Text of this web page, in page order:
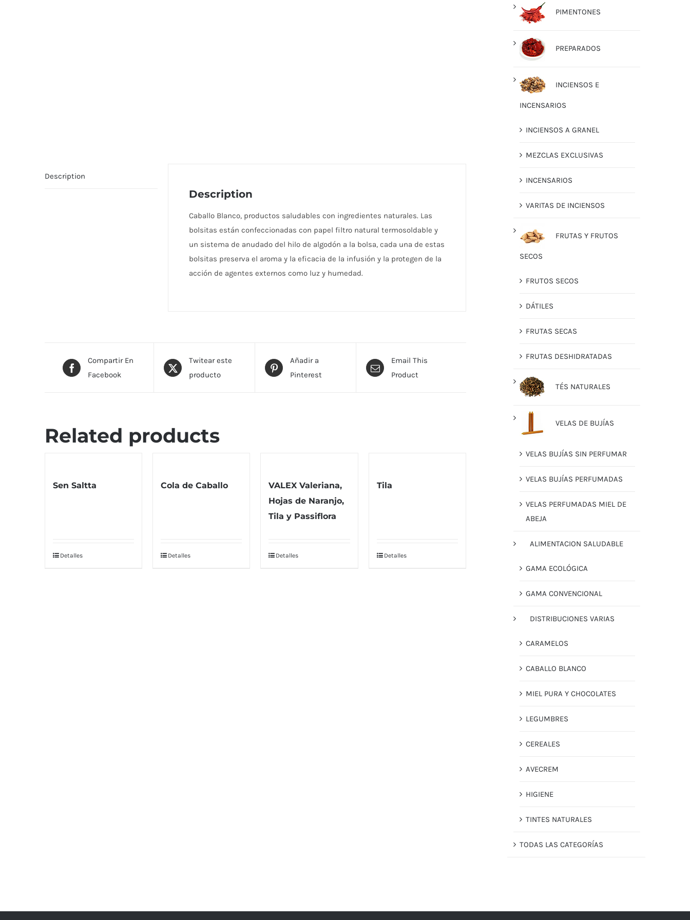
Description
Description
Caballo Blanco, productos saludables con ingredientes naturales. Las
bolsitas están confeccionadas con papel filtro natural termosoldable y
un sistema de anudado del hilo de algodón a la bolsa, cada una de estas
bolsitas preserva el aroma y la eficacia de la infusión y la protegen de la
acción de agentes externos como luz y humedad.
Compartir En
Facebook
Twitear este
producto
Añadir a
Pinterest
Email This
Product
Related products
Sen Saltta
Detalles
Cola de Caballo
Detalles
VALEX Valeriana,
Hojas de Naranjo,
Tila y Passiflora
Detalles
Tila
Detalles
PIMENTONES
PREPARADOS
INCIENSOS E
INCENSARIOS
INCIENSOS A GRANEL
MEZCLAS EXCLUSIVAS
INCENSARIOS
VARITAS DE INCIENSOS
FRUTAS Y FRUTOS
SECOS
FRUTOS SECOS
DÁTILES
FRUTAS SECAS
FRUTAS DESHIDRATADAS
TÉS NATURALES
VELAS DE BUJÍAS
VELAS BUJÍAS SIN PERFUMAR
VELAS BUJÍAS PERFUMADAS
VELAS PERFUMADAS MIEL DE
ABEJA
ALIMENTACION SALUDABLE
GAMA ECOLÓGICA
GAMA CONVENCIONAL
DISTRIBUCIONES VARIAS
CARAMELOS
CABALLO BLANCO
MIEL PURA Y CHOCOLATES
LEGUMBRES
CEREALES
AVECREM
HIGIENE
TINTES NATURALES
TODAS LAS CATEGORÍAS